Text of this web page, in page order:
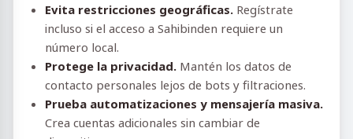
Evita restricciones geográficas. Regístrate
incluso si el acceso a Sahibinden requiere un
número local.
Protege la privacidad. Mantén los datos de
contacto personales lejos de bots y filtraciones.
Prueba automatizaciones y mensajería masiva.
Crea cuentas adicionales sin cambiar de